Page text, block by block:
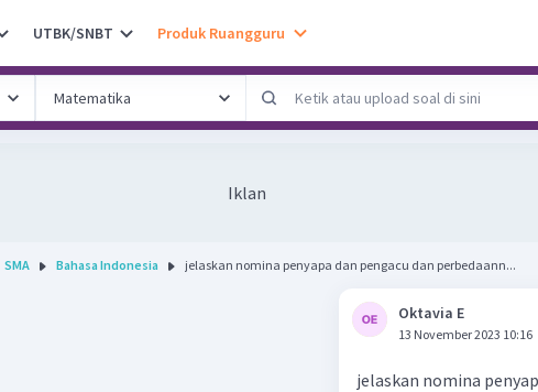
UTBK/SNBT Produk Ruangguru
Iklan
SMA Bahasa Indonesia jelaskan nomina penyapa dan pengacu dan perbedaann...
Oktavia E
13 November 2023 10:16
jelaskan nomina